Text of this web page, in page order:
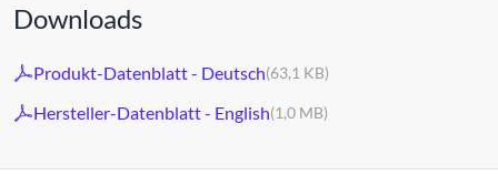
Downloads
Produkt-Datenblatt - Deutsch(63,1 KB)
Hersteller-Datenblatt - English(1,0 MB)